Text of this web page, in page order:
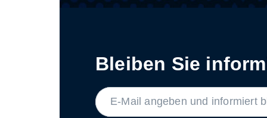
Bleiben Sie
LABEL